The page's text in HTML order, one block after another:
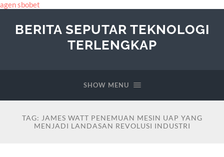
agen sbobet
BERITA SEPUTAR TEKNOLOGI
TERLENGKAP
SHOW MENU
TAG: JAMES WATT PENEMUAN MESIN UAP YANG
MENJADI LANDASAN REVOLUSI INDUSTRI